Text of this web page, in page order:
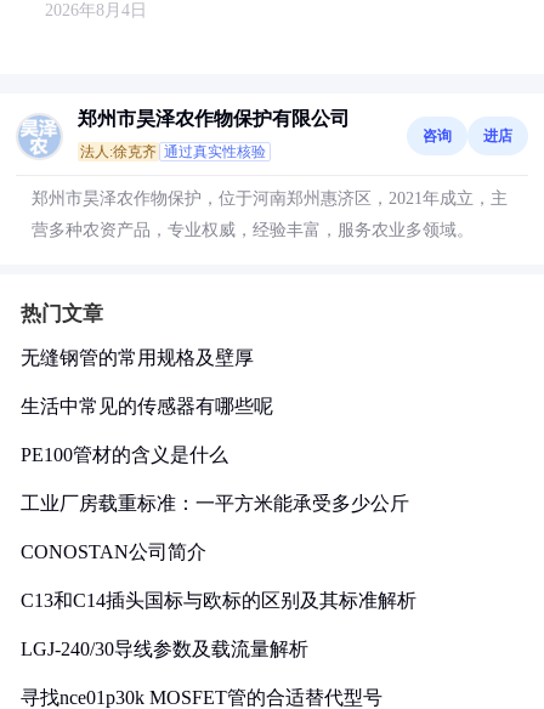
2026年8月4日
郑州市昊泽农作物保护有限公司
法人:徐克齐 通过真实性核验
咨询 进店
郑州市昊泽农作物保护，位于河南郑州惠济区，2021年成立，主
营多种农资产品，专业权威，经验丰富，服务农业多领域。
热门文章
无缝钢管的常用规格及壁厚
生活中常见的传感器有哪些呢
PE100管材的含义是什么
工业厂房载重标准：一平方米能承受多少公斤
CONOSTAN公司简介
C13和C14插头国标与欧标的区别及其标准解析
LGJ-240/30导线参数及载流量解析
寻找nce01p30k MOSFET管的合适替代型号